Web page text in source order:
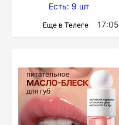
Есть: 9 шт
Еще в Телеге 17:05